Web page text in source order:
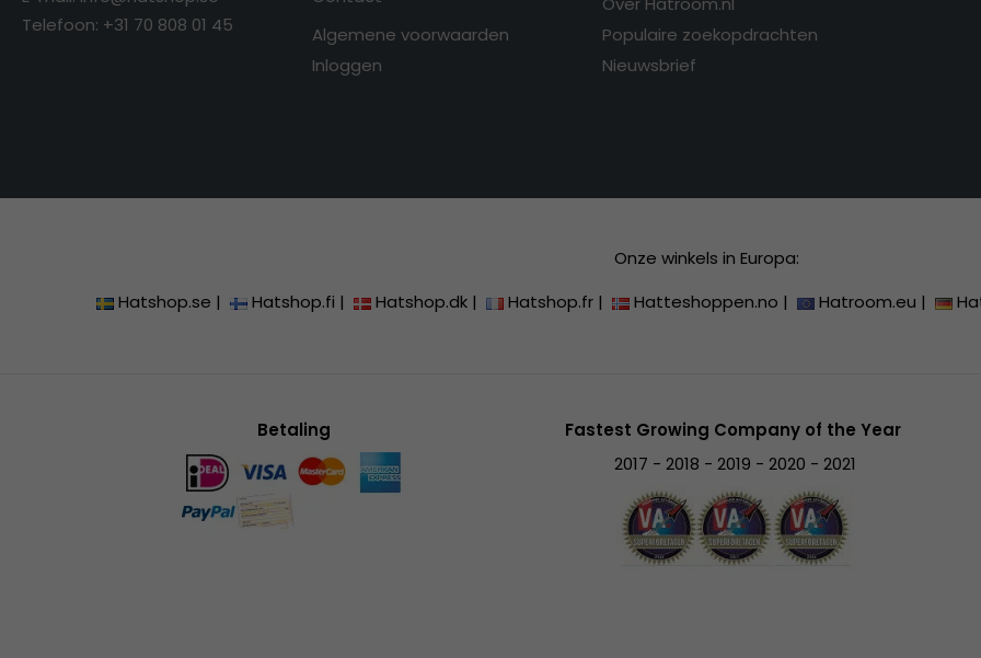
Telefoon: +31 70 808 01 45
Algemene voorwaarden
Inloggen
Populaire zoekopdrachten
Nieuwsbrief
Onze winkels in Europa:
Hatshop.se | Hatshop.fi | Hatshop.dk | Hatshop.fr | Hatteshoppen.no | Hatroom.eu |
Betaling
Fastest Growing Company of the Year
2017 - 2018 - 2019 - 2020 - 2021